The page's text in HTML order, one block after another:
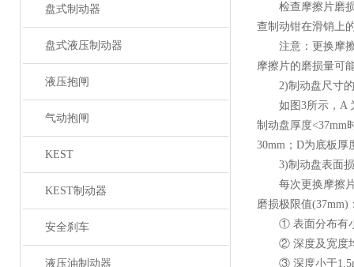
盘式制动器
盘式液压制动器
液压抱闸
气动抱闸
KEST
KEST制动器
安全刹车
液压油制动器
检查摩擦片磨损
查制动钳在滑销上
注意：更换摩擦
摩擦片的磨损量可
2)制动盘尺寸的
如图3所示，A 为
制动盘厚度<37mm
30mm；D为底板厚
3)制动盘表面损
每次更换摩擦片
磨损极限值(37mm)
① 表面分布有小
② 深度及宽度均
③ 深度小于